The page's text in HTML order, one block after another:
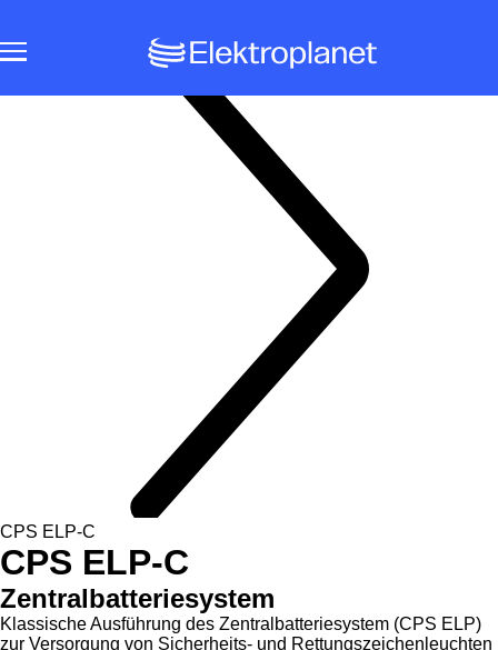
CPS ELP-C
CPS ELP-C
Zentralbatteriesystem
Klassische Ausführung des Zentralbatteriesystem (CPS ELP)
zur Versorgung von Sicherheits- und Rettungszeichenleuchten